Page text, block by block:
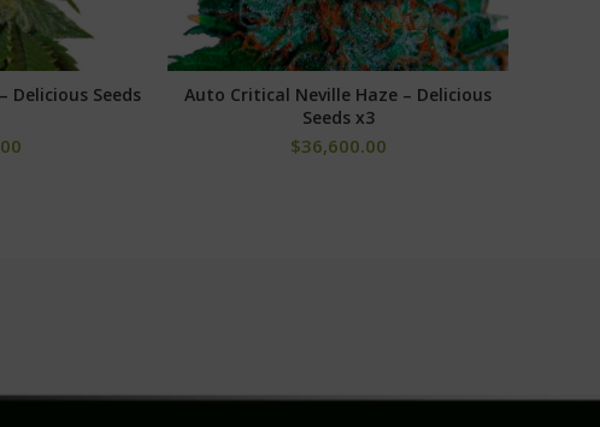
Delicious Seeds
AÑADIR AL CARRITO
Auto Critical Neville Haze – Delicious
Seeds x3
$36,600.00